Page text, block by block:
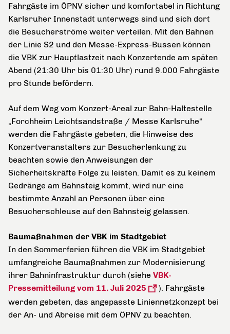
Fahrgäste im ÖPNV sicher und komfortabel in Richtung
Karlsruher Innenstadt unterwegs sind und sich dort
die Besucherströme weiter verteilen. Mit den Bahnen
der Linie S2 und den Messe-Express-Bussen können
die VBK zur Hauptlastzeit nach Konzertende am späten
Abend (21:30 Uhr bis 01:30 Uhr) rund 9.000 Fahrgäste
pro Stunde befördern.
Auf dem Weg vom Konzert-Areal zur Bahn-Haltestelle
„Forchheim Leichtsandstraße / Messe Karlsruhe“
werden die Fahrgäste gebeten, die Hinweise des
Konzertveranstalters zur Besucherlenkung zu
beachten sowie den Anweisungen der
Sicherheitskräfte Folge zu leisten. Damit es zu keinem
Gedränge am Bahnsteig kommt, wird nur eine
bestimmte Anzahl an Personen über eine
Besucherschleuse auf den Bahnsteig gelassen.
Baumaßnahmen der VBK im Stadtgebiet
In den Sommerferien führen die VBK im Stadtgebiet
umfangreiche Baumaßnahmen zur Modernisierung
ihrer Bahninfrastruktur durch (siehe VBK-
Pressemitteilung vom 11. Juli 2025
). Fahrgäste
werden gebeten, das angepasste Liniennetzkonzept bei
der An- und Abreise mit dem ÖPNV zu beachten.